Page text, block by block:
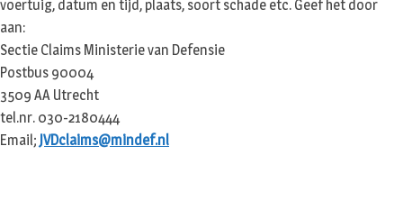
voertuig, datum en tijd, plaats, soort schade etc. Geef het door
aan:
Sectie Claims Ministerie van Defensie
Postbus 90004
3509 AA Utrecht
tel.nr. 030-2180444
Email; JVDclaims@mindef.nl